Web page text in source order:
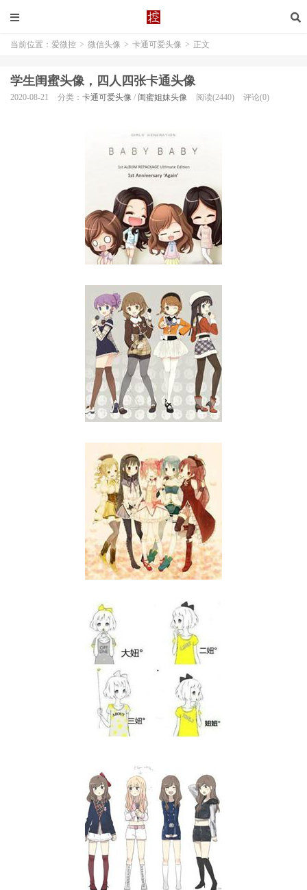
当前位置： 爱微控 > 微信头像 > 卡通可爱头像 > 正文
学生闺蜜头像，四人四张卡通头像
2020-08-21 分类： 卡通可爱头像 / 闺蜜姐妹头像 阅读(2440) 评论(0)